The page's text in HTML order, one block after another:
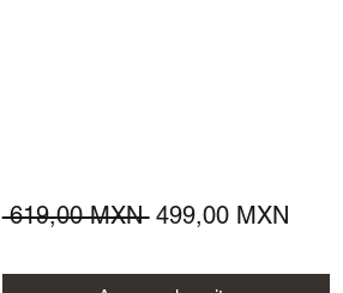
619,00 MXN Precio
499,00 MXNPrecio